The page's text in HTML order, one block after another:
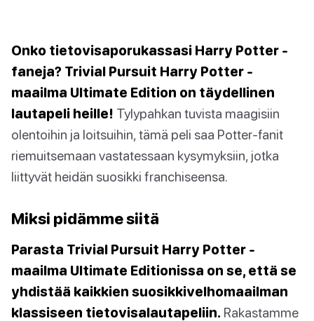
Onko tietovisaporukassasi Harry Potter -
faneja? Trivial Pursuit Harry Potter -
maailma Ultimate Edition on täydellinen
lautapeli heille! Tylypahkan tuvista maagisiin
olentoihin ja loitsuihin, tämä peli saa Potter-fanit
riemuitsemaan vastatessaan kysymyksiin, jotka
liittyvät heidän suosikki franchiseensa.
Miksi pidämme siitä
Parasta Trivial Pursuit Harry Potter -
maailma Ultimate Editionissa on se, että se
yhdistää kaikkien suosikkivelhomaailman
klassiseen tietovisalautapeliin. Rakastamme